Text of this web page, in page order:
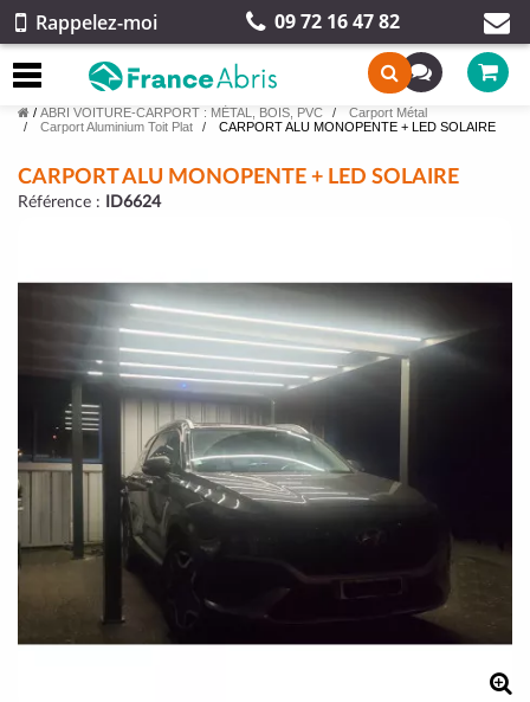
Rappelez-moi 09 72 16 47 82
/ ABRI VOITURE-CARPORT : MÉTAL, BOIS, PVC
Carport Métal
Carport Aluminium Toit Plat
CARPORT ALU MONOPENTE + LED SOLAIRE
CARPORT ALU MONOPENTE + LED SOLAIRE
Référence : ID6624